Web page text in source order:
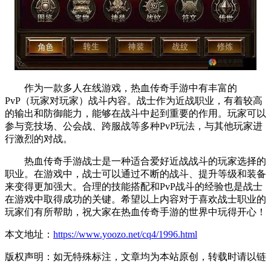
作为一款多人在线游戏，热血传奇手游中有丰富的
PvP（玩家对玩家）战斗内容。战士作为近战职业，有着较高
的输出和防御能力，能够在战斗中起到重要的作用。玩家可以
参与竞技场、公会战、跨服战等多种PvP玩法，与其他玩家进
行激烈的对战。
热血传奇手游战士是一种适合爱好近战战斗的玩家选择的
职业。在游戏中，战士可以通过不断的战斗、提升等级和装备
来变得更加强大。合理的技能搭配和PvP战斗的经验也是战士
在游戏中取得成功的关键。希望以上内容对于喜欢战士职业的
玩家们有所帮助，祝大家在热血传奇手游的世界中玩得开心！
本文地址： https://www.yoozo.net/cq4/1996.html
版权声明：如无特殊标注，文章均为本站原创，转载时请以链